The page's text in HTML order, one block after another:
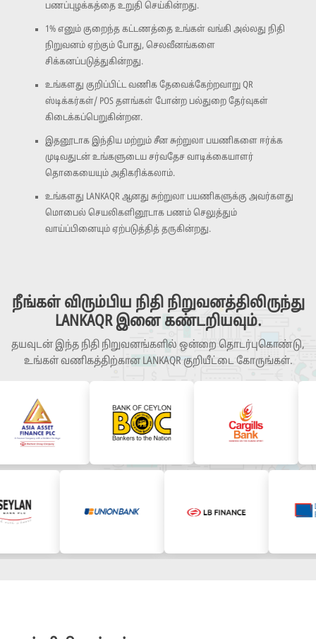
பணப்புழக்கத்தை உறுதி செய்கின்றது.
1% எனும் குறைந்த கட்டணத்தை உங்கள் வங்கி அல்லது நிதி
நிறுவனம் ஏற்கும் போது, செலவீனங்களை
சிக்கனப்படுத்துகின்றது.
உங்களது குறிப்பிட்ட வணிக தேவைக்கேற்றவாறு QR
ஸ்டிக்கர்கள்/ POS தளங்கள் போன்ற பல்துறை தேர்வுகள்
கிடைக்கப்பெறுகின்றன.
இதனூடாக இந்திய மற்றும் சீன சுற்றுலா பயணிகளை ஈர்க்க
முடிவதுடன் உங்களுடைய சர்வதேச வாடிக்கையாளர்
தொகையையும் அதிகரிக்கலாம்.
உங்களது LANKAQR ஆனது சுற்றுலா பயணிகளுக்கு அவர்களது
மொபைல் செயலிகளினூடாக பணம் செலுத்தும்
வாய்ப்பினையும் ஏற்படுத்தித் தருகின்றது.
நீங்கள் விரும்பிய நிதி நிறுவனத்திலிருந்து
LANKAQR இனை கண்டறியவும்.
தயவுடன் இந்த நிதி நிறுவனங்களில் ஒன்றை தொடர்புகொண்டு,
உங்கள் வணிகத்திற்கான LANKAQR குறியீட்டை கோருங்கள்.